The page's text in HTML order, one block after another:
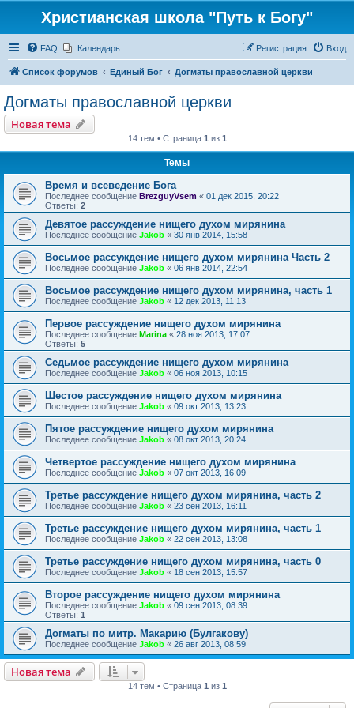
Христианская школа "Путь к Богу"
FAQ Календарь Вход
Регистрация
Список форумов Единый Бог Догматы православной церкви
Догматы православной церкви
Новая тема
14 тем • Страница 1 из 1
Темы
Время и всеведение Бога
Последнее сообщение BrezguyVsem « 01 дек 2015, 20:22
Ответы: 2
Девятое рассуждение нищего духом мирянина
Последнее сообщение Jakob « 30 янв 2014, 15:58
Восьмое рассуждение нищего духом мирянина Часть 2
Последнее сообщение Jakob « 06 янв 2014, 22:54
Восьмое рассуждение нищего духом мирянина, часть 1
Последнее сообщение Jakob « 12 дек 2013, 11:13
Первое рассуждение нищего духом мирянина
Последнее сообщение Marina « 28 ноя 2013, 17:07
Ответы: 5
Седьмое рассуждение нищего духом мирянина
Последнее сообщение Jakob « 06 ноя 2013, 10:15
Шестое рассуждение нищего духом мирянина
Последнее сообщение Jakob « 09 окт 2013, 13:23
Пятое рассуждение нищего духом мирянина
Последнее сообщение Jakob « 08 окт 2013, 20:24
Четвертое рассуждение нищего духом мирянина
Последнее сообщение Jakob « 07 окт 2013, 16:09
Третье рассуждение нищего духом мирянина, часть 2
Последнее сообщение Jakob « 23 сен 2013, 16:11
Третье рассуждение нищего духом мирянина, часть 1
Последнее сообщение Jakob « 22 сен 2013, 13:08
Третье рассуждение нищего духом мирянина, часть 0
Последнее сообщение Jakob « 18 сен 2013, 15:57
Второе рассуждение нищего духом мирянина
Последнее сообщение Jakob « 09 сен 2013, 08:39
Ответы: 1
Догматы по митр. Макарию (Булгакову)
Последнее сообщение Jakob « 26 авг 2013, 08:59
Новая тема
14 тем • Страница 1 из 1